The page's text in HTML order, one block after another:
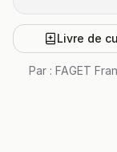
Livre de
Par : FAGET